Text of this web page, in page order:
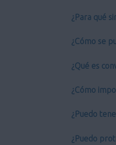
¿Para qué
¿Cómo se
¿Qué es
¿Cómo
¿Puedo
¿Puedo